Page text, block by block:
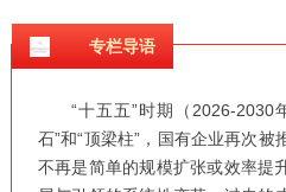
专栏导语
“十五五”时期（2026-2030
石”和“顶梁柱”，国有企业再次
不再是简单的规模扩张或效率提